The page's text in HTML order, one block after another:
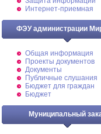
Интернет-приемная
ФЭУ администрации
Общая информация
Проекты документов
Документы
Публичные слушания
Бюджет для граждан
Бюджет
Муниципальный